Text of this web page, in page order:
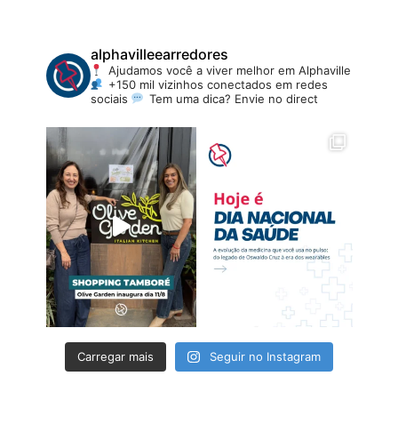
alphavilleearredores
Ajudamos você a viver melhor em Alphaville
+150 mil vizinhos conectados em redes
sociais
Tem uma dica? Envie no direct
Carregar mais Seguir no Instagram